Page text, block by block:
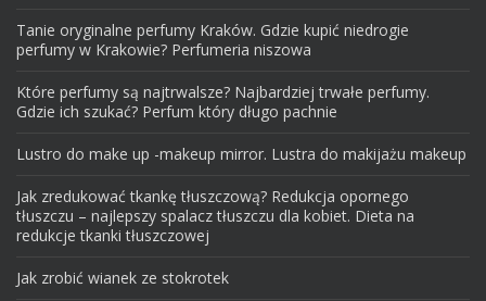
Tanie oryginalne perfumy Kraków. Gdzie kupić niedrogie
perfumy w Krakowie? Perfumeria niszowa
Które perfumy są najtrwalsze? Najbardziej trwałe perfumy.
Gdzie ich szukać? Perfum który długo pachnie
Lustro do make up -makeup mirror. Lustra do makijażu makeup
Jak zredukować tkankę tłuszczową? Redukcja opornego
tłuszczu – najlepszy spalacz tłuszczu dla kobiet. Dieta na
redukcje tkanki tłuszczowej
Jak zrobić wianek ze stokrotek